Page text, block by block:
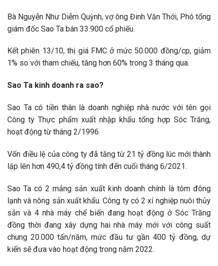
Bà Nguyễn Như Diễm Quỳnh, vợ ông Đinh Văn Thới, Phó tổng
giám đốc Sao Ta bán 33.900 cổ phiếu.
Kết phiên 13/10, thị giá FMC ở mức 50.000 đồng/cp, giảm
1% so với tham chiếu, tăng hơn 60% trong 3 tháng qua.
Sao Ta kinh doanh ra sao?
Sao Ta có tiền thân là doanh nghiệp nhà nước với tên gọi
Công ty Thực phẩm xuất nhập khẩu tổng hợp Sóc Trăng,
hoạt động từ tháng 2/1996.
Vốn điều lệ của công ty đã tăng từ 21 tỷ đồng lúc mới thành
lập lên hơn 490,4 tỷ đồng tính đến cuối tháng 6/2021.
Sao Ta có 2 mảng sản xuất kinh doanh chính là tôm đông
lạnh và nông sản xuất khẩu. Công ty có 2 xí nghiệp nuôi thủy
sản và 4 nhà máy chế biến đang hoạt động ở Sóc Trăng
đồng thời đang xây dựng hai nhà máy mới với công suất
chung 20.000 tấn/năm, mức đầu tư gần 400 tỷ đồng, dự
kiến sẽ đưa vào hoạt động trong năm 2022.